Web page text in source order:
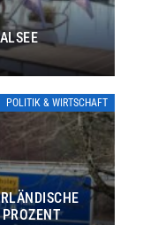
POLITIK & WIRTSCHAFT